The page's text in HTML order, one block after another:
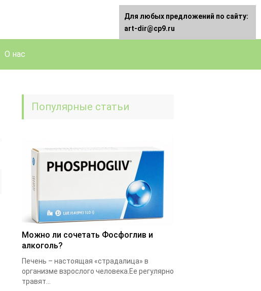
О нас
Популярные статьи
Можно ли сочетать Фосфоглив и
алкоголь?
Печень – настоящая «страдалица» в
организме взрослого человека.Ее регулярно
травят...
Для любых предложений по сайту:
art-dir@cp9.ru